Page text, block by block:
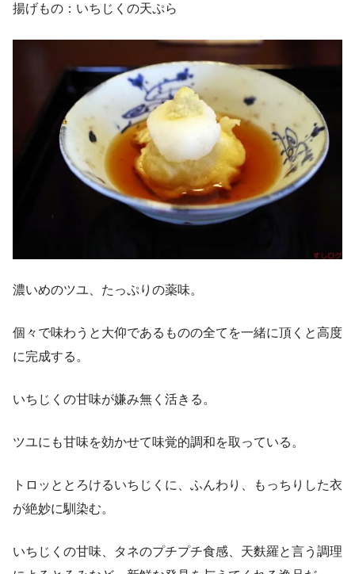
揚げもの：いちじくの天ぷら
濃いめのツユ、たっぷりの薬味。
個々で味わうと大仰であるものの全てを一緒に頂くと高度
に完成する。
いちじくの甘味が嫌み無く活きる。
ツユにも甘味を効かせて味覚的調和を取っている。
トロッととろけるいちじくに、ふんわり、もっちりした衣
が絶妙に馴染む。
いちじくの甘味、タネのプチプチ食感、天麩羅と言う調理